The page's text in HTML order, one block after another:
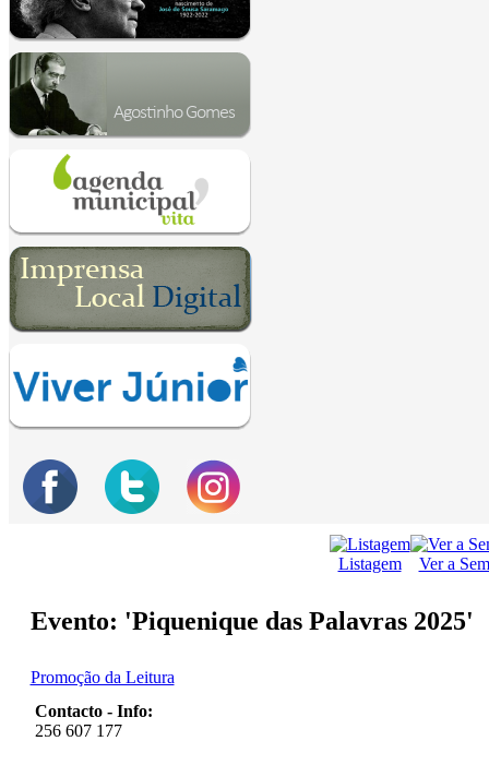
Listagem Ver a
Evento: 'Piquenique das Palavras 2025'
Promoção da Leitura
Contacto - Info:
256 607 177